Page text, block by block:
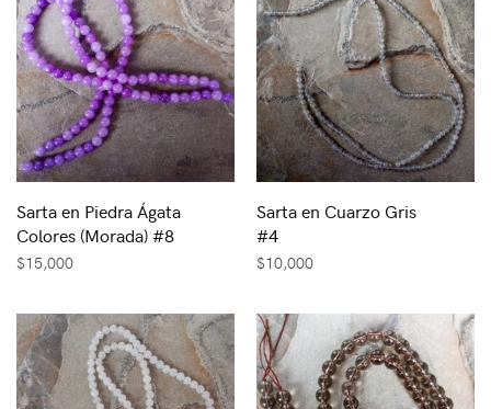
Sarta en Piedra Ágata
Colores (Morada) #8
$15,000
Sarta en Cuarzo Gris
#4
$10,000